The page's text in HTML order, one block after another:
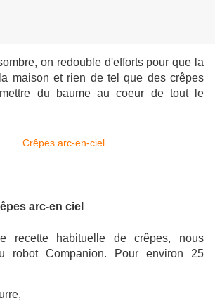
on redouble d'efforts pour que la
maison et rien de tel que des crêpes
du baume au coeur de tout le
arc-en ciel
recette habituelle de crêpes, nous
robot Companion. Pour environ 25